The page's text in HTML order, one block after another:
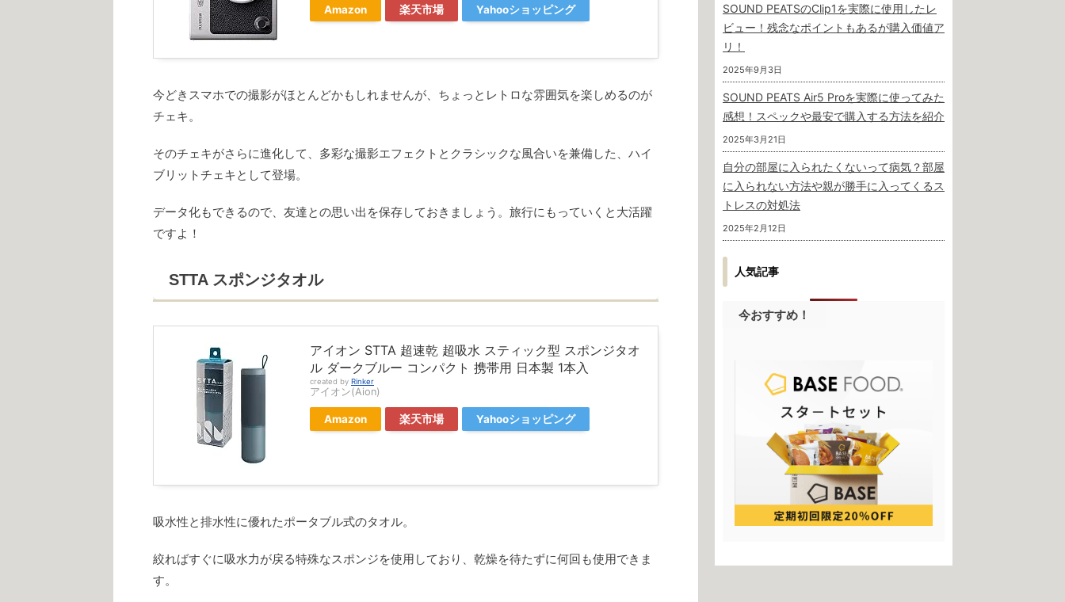
Amazon 楽天市場 Yahooショッピング
今どきスマホでの撮影がほとんどかもしれませんが、ちょっとレトロな雰囲気を楽しめるのが
チェキ。
そのチェキがさらに進化して、多彩な撮影エフェクトとクラシックな風合いを兼備した、ハイ
ブリットチェキとして登場。
データ化もできるので、友達との思い出を保存しておきましょう。旅行にもっていくと大活躍
ですよ！
STTA スポンジタオル
アイオン STTA 超速乾 超吸水 スティック型 スポンジタオ
ル ダークブルー コンパクト 携帯用 日本製 1本入
created by Rinker
アイオン(Aion)
Amazon 楽天市場 Yahooショッピング
吸水性と排水性に優れたポータブル式のタオル。
絞ればすぐに吸水力が戻る特殊なスポンジを使用しており、乾燥を待たずに何回も使用できま
す。
SOUND PEATSのClip1を実際に使用したレ
ビュー！残念なポイントもあるが購入価値ア
リ！
2025年9月3日
SOUND PEATS Air5 Proを実際に使ってみた
感想！スペックや最安で購入する方法を紹介
2025年3月21日
自分の部屋に入られたくないって病気？部屋
に入られない方法や親が勝手に入ってくるス
トレスの対処法
2025年2月12日
人気記事
今おすすめ！